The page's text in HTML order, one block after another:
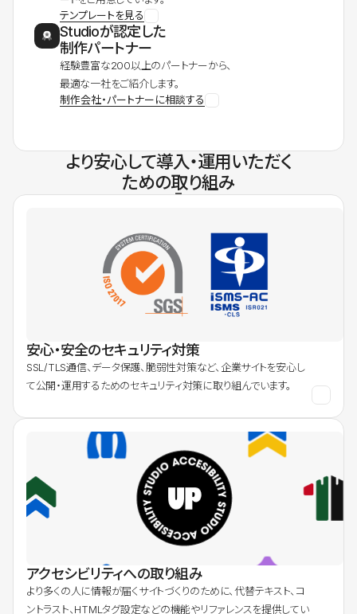
テンプレートを見る
Studioが認定した
制作パートナー
経験豊富な200以上のパートナーから、
最適な一社をご紹介します。
制作会社・パートナーに相談する
より安心して導入・運用いただく
ための取り組み
安心・安全のセキュリティ対策
SSL/TLS通信、データ保護、脆弱性対策など、企業サイトを安心し
て公開・運用するためのセキュリティ対策に取り組んでいます。
アクセシビリティへの取り組み
より多くの人に情報が届くサイトづくりのために、代替テキスト、コ
ントラスト、HTMLタグ設定などの機能やリファレンスを提供してい